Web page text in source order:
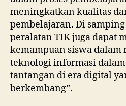
meningkatkan kualitas
pembelajaran. Di
peralatan TIK juga dapat
kemampuan siswa dalam
teknologi informasi
tantangan di era digital
berkembang”.